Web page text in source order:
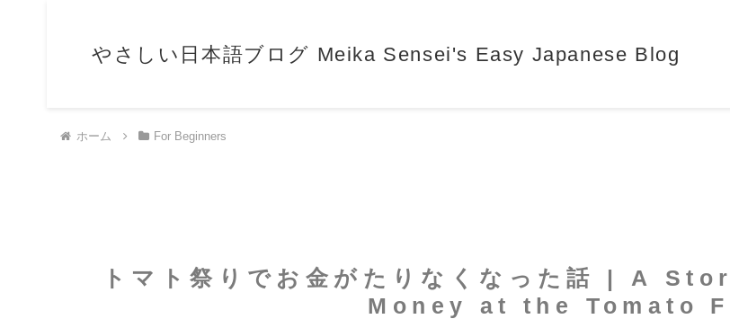
やさしい日本語ブログ Meika Sensei's Easy Japanese Blog
ホーム For Beginners
トマト祭りでお金がたりなくなった話 | A
Money at the Tomato